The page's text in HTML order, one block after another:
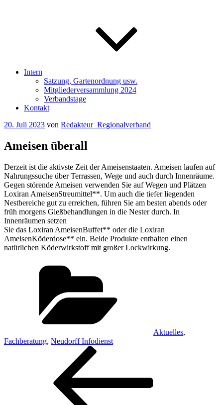
Intern
Satzung, Gartenordnung usw.
Mitgliederversammlung 2024
Verbandstage
Kontakt
Veröffentlicht
20. Juli 2023 von Redakteur_Regionalverband
Ameisen überall
Derzeit ist die aktivste Zeit der Ameisenstaaten. Ameisen laufen auf
Nahrungssuche über Terrassen, Wege und auch durch Innenräume.
Gegen störende Ameisen verwenden Sie auf Wegen und Plätzen
Loxiran AmeisenStreumittel**. Um auch die tiefer liegenden
Nestbereiche gut zu erreichen, führen Sie am besten abends oder
früh morgens Gießbehandlungen in die Nester durch. In
Innenräumen setzen
Sie das Loxiran AmeisenBuffet** oder die Loxiran
AmeisenKöderdose** ein. Beide Produkte enthalten einen
natürlichen Köderwirkstoff mit großer Lockwirkung.
Aktuelles,
Fachberatung, Neudorff Infodienst
Beitragsnavigation